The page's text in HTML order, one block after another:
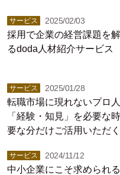
サービス 2025/02/03
採用で企業の経営課題を
るdoda人材紹介サービス
サービス 2025/01/28
転職市場に現れないプロ
「経験・知見」を必要な
要な分だけご活用いただ
サービス 2024/11/12
中小企業にこそ求められ